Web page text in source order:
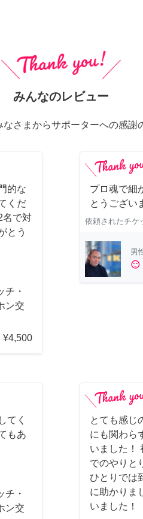
みんなのレビュー
なさまからサポーターへの感謝
的な
くだ
名で対
とう
チ・
ン交
¥4,500
プロ魂で細
とうござい
依頼されたチケ
男
sentiment_satisfied
てく
もあ
チ・
ン交
とても感じ
にも関わら
いました！
でのやりと
ひとりでは
に助かりま
いました！